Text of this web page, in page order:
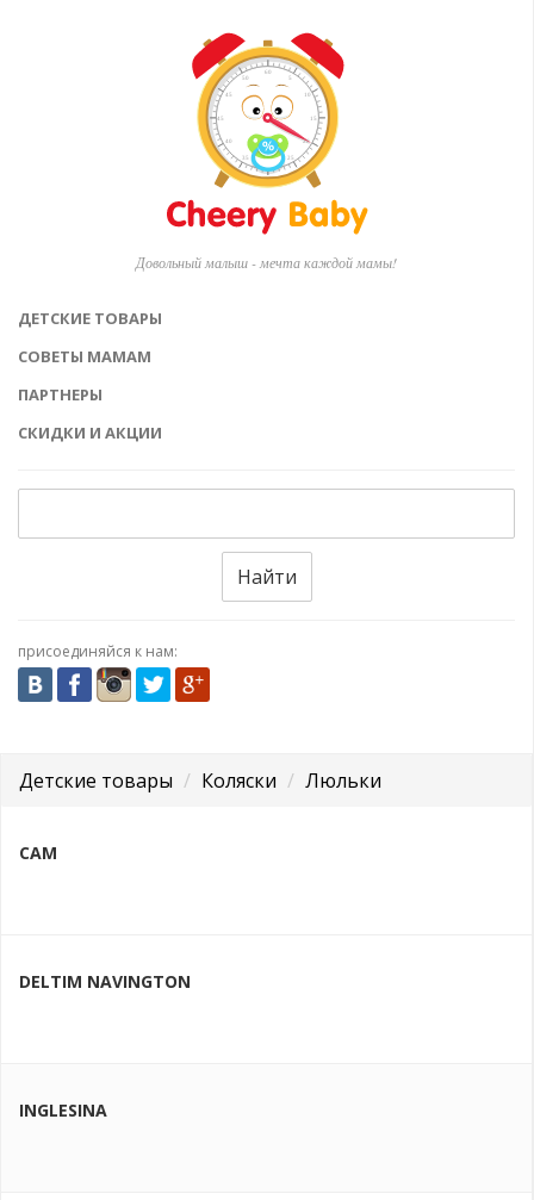
Довольный малыш - мечта каждой мамы!
ДЕТСКИЕ ТОВАРЫ
СОВЕТЫ МАМАМ
ПАРТНЕРЫ
СКИДКИ И АКЦИИ
Найти
присоединяйся к нам:
Детские товары Коляски Люльки
CAM
DELTIM NAVINGTON
INGLESINA